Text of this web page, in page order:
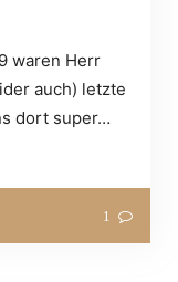
waren Herr
auch) letzte
dort super…
1